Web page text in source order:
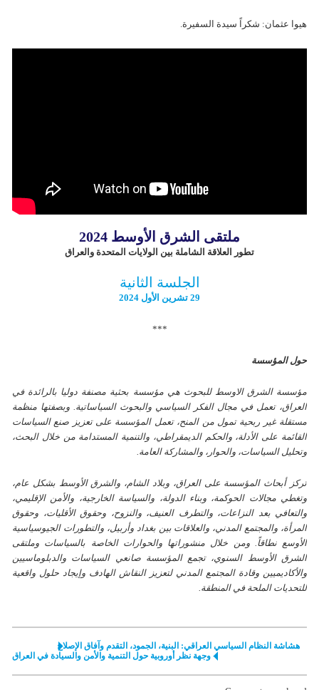
هيوا عثمان: شكراً سيدة السفيرة.
ملتقی الشرق الأوسط 2024
تطور العلاقة الشاملة بين الولايات المتحدة والعراق
الجلسة الثانية
29 تشرین الأول 2024
***
حول المؤسسة
مؤسسة الشرق الاوسط للبحوث هي مؤسسة بحثية مصنفة دولیا بالرائدة في
العراق، تعمل في مجال الفكر السياسي والبحوث السياساتية. وبصفتها منظمة
مستقلة غير ربحية تمول من المنح، تعمل المؤسسة على تعزيز صنع السياسات
القائمة على الأدلة، والحكم الديمقراطي، والتنمية المستدامة من خلال البحث،
وتحليل السياسات، والحوار، والمشاركة العامة.
تركز أبحاث المؤسسة على العراق، وبلاد الشام، والشرق الأوسط بشكل عام،
وتغطي مجالات الحوكمة، وبناء الدولة، والسياسة الخارجية، والأمن الإقليمي،
والتعافي بعد النزاعات، والتطرف العنيف، والنزوح، وحقوق الأقليات، وحقوق
المرأة، والمجتمع المدني، والعلاقات بين بغداد وأربيل، والتطورات الجيوسياسية
الأوسع نطاقاً. ومن خلال منشوراتها والحوارات الخاصة بالسياسات وملتقی
الشرق الأوسط السنوي، تجمع المؤسسة صانعي السياسات والدبلوماسيين
والأكاديميين وقادة المجتمع المدني لتعزيز النقاش الهادف وإيجاد حلول واقعية
للتحديات الملحة في المنطقة.
هشاشة النظام السياسي العراقي: البنية، الجمود، التقدم وآفاق الإصلاح
وجهة نظر أوروبية حول التنمية والأمن والسيادة في العراق